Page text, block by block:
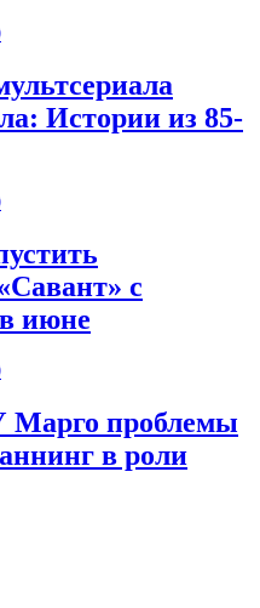
Истории из 85-
с
июне
Марго проблемы
в роли